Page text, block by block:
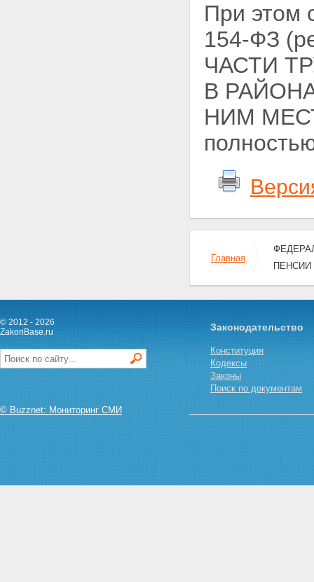
При этом
154-ФЗ
ЧАСТИ
В
НИМ
Главная
© 2012 - 2026
ZakonBase.ru
© Buzznet: Мониторинг СМИ
Законодательство
Конституция
Кодексы
Законы
Поиск по документам